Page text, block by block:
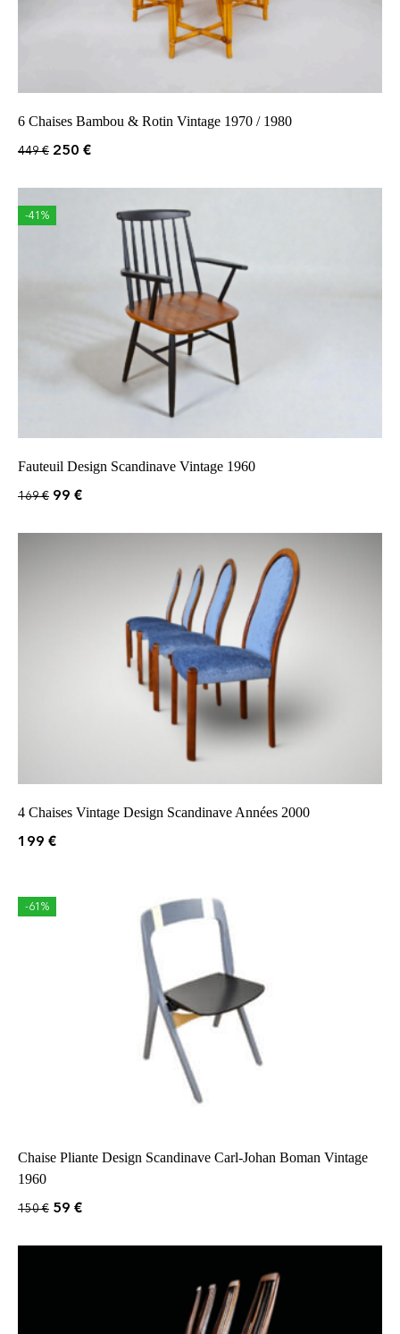
6 Chaises Bambou & Rotin Vintage 1970 / 1980
449€ 250 €
-41%
Fauteuil Design Scandinave Vintage 1960
169€ 99 €
4 Chaises Vintage Design Scandinave Années 2000
199 €
-61%
Chaise Pliante Design Scandinave Carl-Johan Boman Vintage
1960
150€ 59 €